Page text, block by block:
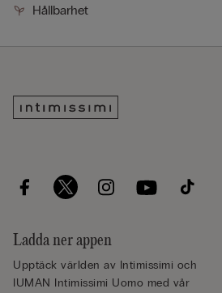
Hållbarhet
Ladda ner appen
Upptäck världen av Intimissimi och
IUMAN Intimissimi Uomo med vår